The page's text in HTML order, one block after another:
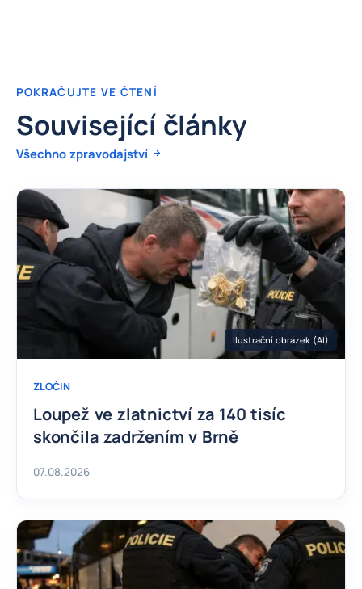
POKRAČUJTE VE ČTENÍ
Související články
Všechno zpravodajství
Ilustrační obrázek (AI)
ZLOČIN
Loupež ve zlatnictví za 140 tisíc
skončila zadržením v Brně
07.08.2026